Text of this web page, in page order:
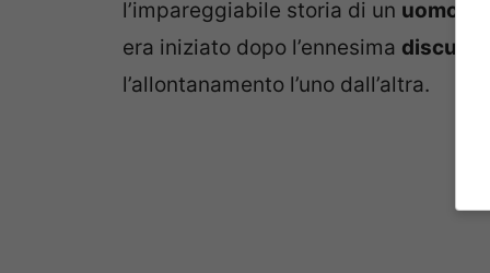
l’impareggiabile storia di un uomo
era iniziato dopo l’ennesima
l’allontanamento l’uno dall’altra.